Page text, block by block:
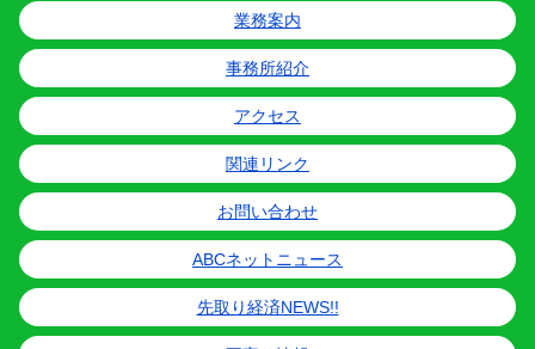
業務案内
事務所紹介
アクセス
関連リンク
お問い合わせ
ABCネットニュース
先取り経済NEWS!!